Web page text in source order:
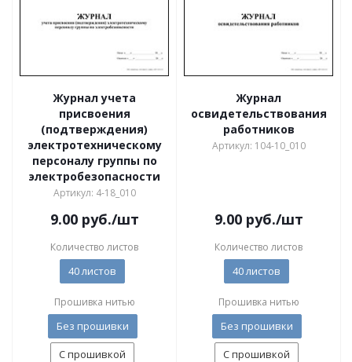
Журнал учета
присвоения
(подтверждения)
электротехническому
персоналу группы по
электробезопасности
Артикул: 4-18_010
9.00руб./шт
Количество листов
40 листов
Прошивка нитью
Без прошивки
С прошивкой
Журнал
освидетельствования
работников
Артикул: 104-10_010
9.00руб./шт
Количество листов
40 листов
Прошивка нитью
Без прошивки
С прошивкой